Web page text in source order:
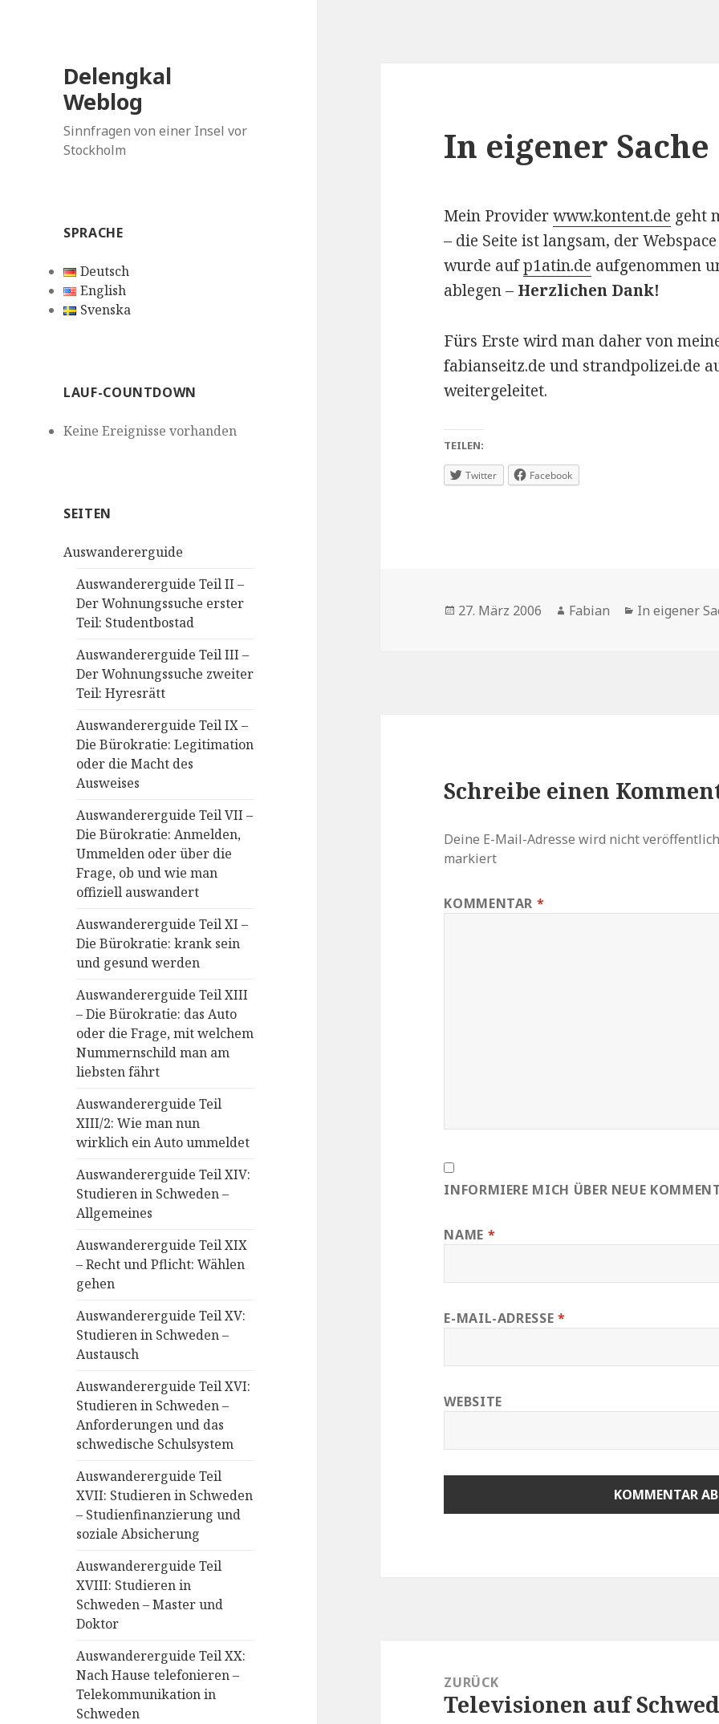
Delengkal
Weblog
Sinnfragen von einer Insel vor
Stockholm
SPRACHE
Deutsch
English
Svenska
LAUF-COUNTDOWN
Keine Ereignisse vorhanden
SEITEN
Auswandererguide
Auswandererguide Teil II –
Der Wohnungssuche erster
Teil: Studentbostad
Auswandererguide Teil III –
Der Wohnungssuche zweiter
Teil: Hyresrätt
Auswandererguide Teil IX –
Die Bürokratie: Legitimation
oder die Macht des
Ausweises
Auswandererguide Teil VII –
Die Bürokratie: Anmelden,
Ummelden oder über die
Frage, ob und wie man
offiziell auswandert
Auswandererguide Teil XI –
Die Bürokratie: krank sein
und gesund werden
Auswandererguide Teil XIII
– Die Bürokratie: das Auto
oder die Frage, mit welchem
Nummernschild man am
liebsten fährt
Auswandererguide Teil
XIII/2: Wie man nun
wirklich ein Auto ummeldet
Auswandererguide Teil XIV:
Studieren in Schweden –
Allgemeines
Auswandererguide Teil XIX
– Recht und Pflicht: Wählen
gehen
Auswandererguide Teil XV:
Studieren in Schweden –
Austausch
Auswandererguide Teil XVI:
Studieren in Schweden –
Anforderungen und das
schwedische Schulsystem
Auswandererguide Teil
XVII: Studieren in Schweden
– Studienfinanzierung und
soziale Absicherung
Auswandererguide Teil
XVIII: Studieren in
Schweden – Master und
Doktor
Auswandererguide Teil XX:
Nach Hause telefonieren –
Telekommunikation in
Schweden
In eigener Sache
Mein Providerwww.kontent.de geht
– die Seite ist langsam, der
wurde aufp1atin.de aufgenommen
ablegen – Herzlichen Dank!
Fürs Erste wird man daher von
fabianseitz.de und strandpolizei.de
weitergeleitet.
TEILEN:
Twitter Facebook
Veröffentlicht
27. März 2006 Autor
Fabian Kategorien
In eigener
Schreibe einen
Deine E-Mail-Adresse wird nicht
markiert
KOMMENTAR *
INFORMIERE MICH ÜBER NEUE
NAME *
E-MAIL-ADRESSE *
WEBSITE
ZURÜCK
Vorheriger
Televisionen auf